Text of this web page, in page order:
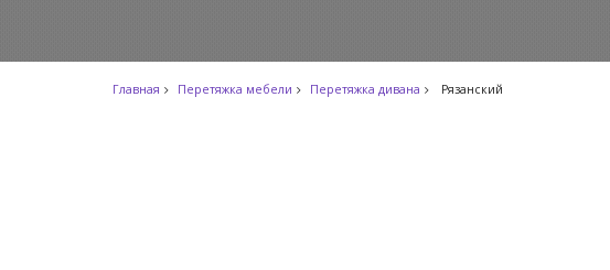
Главная Перетяжка мебели Перетяжка дивана Рязанский